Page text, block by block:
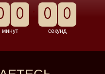
0
минут
0 0
секунд